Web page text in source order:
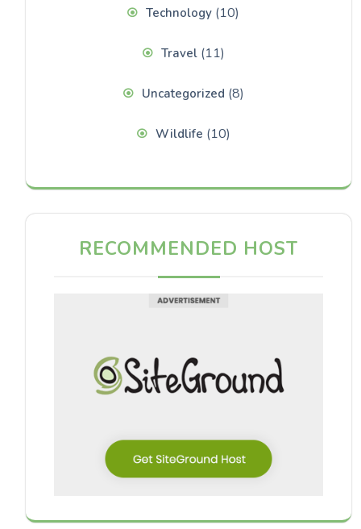
Technology (10)
Travel(11)
Uncategorized (8)
Wildlife (10)
RECOMMENDED HOST